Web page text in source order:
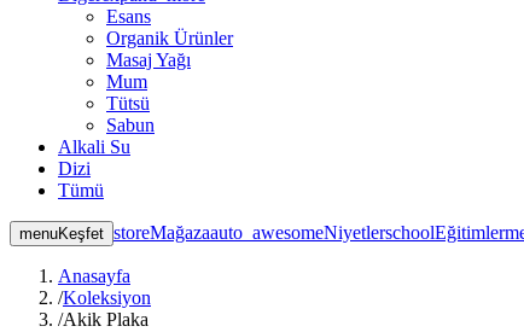
Esans
Organik Ürünler
Masaj Yağı
Mum
Tütsü
Sabun
Alkali Su
Dizi
Tümü
menuKeşfet storeMağazaauto_awesomeNiyetlerschoolEğitimler
Anasayfa
/Koleksiyon
/Akik Plaka